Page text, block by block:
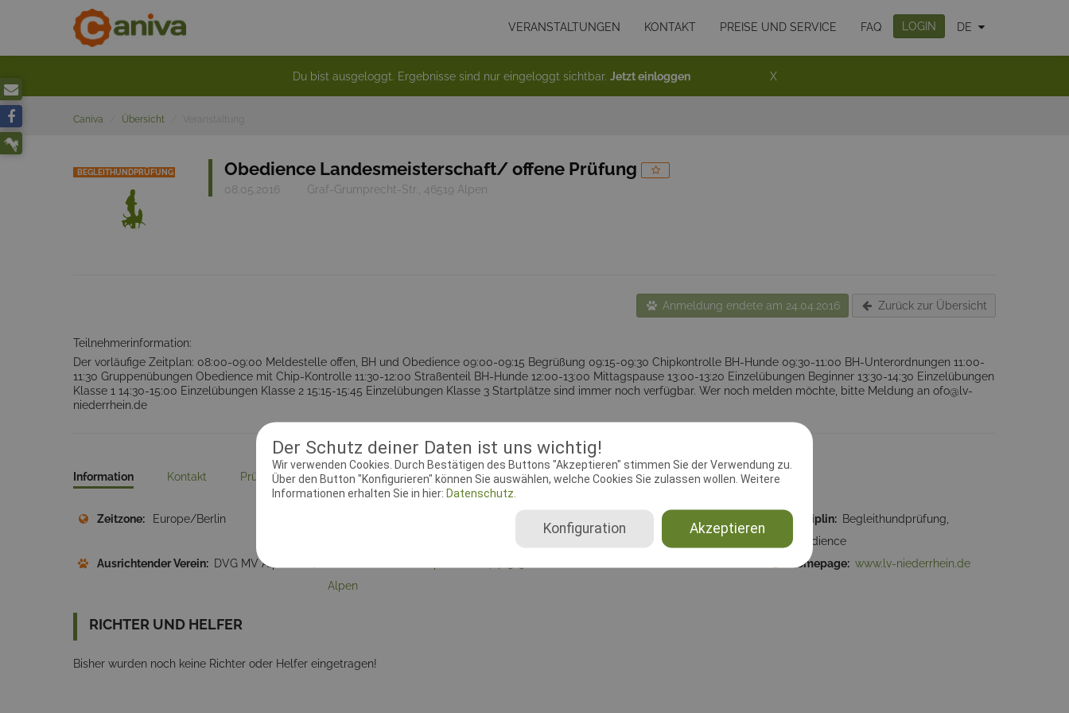
Der Schutz deiner Daten ist uns wichtig!
Wir verwenden Cookies. Durch Bestätigen des Buttons "Akzeptieren" stimmen Sie der Verwendung zu.
Über den Button "Konfigurieren" können Sie auswählen, welche Cookies Sie zulassen wollen. Weitere
Informationen erhalten Sie in hier: Datenschutz.
Akzeptieren
Konfiguration
VERANSTALTUNGEN KONTAKT PREISE UND SERVICE FAQ LOGIN DE
Du bist ausgeloggt. Ergebnisse sind nur eingeloggt sichtbar. Jetzt einloggen X
Caniva Übersicht
BEGLEITHUNDPRÜFUNG Obedience Landesmeisterschaft/ offene Prüfung
08.05.2016 Graf-Grumprecht-Str., 46519 Alpen
Anmeldung endete am 24.04.2016 Zurück zur Übersicht
Teilnehmerinformation:
Der vorläufige Zeitplan: 08:00-09:00 Meldestelle offen, BH und Obedience 09:00-09:15 Begrüßung 09:15-09:30 Chipkontrolle BH-Hunde 09:30-11:00 BH-Unterordnungen 11:00-
11:30 Gruppenübungen Obedience mit Chip-Kontrolle 11:30-12:00 Straßenteil BH-Hunde 12:00-13:00 Mittagspause 13:00-13:20 Einzelübungen Beginner 13:30-14:30 Einzelübungen
Klasse 1 14:30-15:00 Einzelübungen Klasse 2 15:15-15:45 Einzelübungen Klasse 3 Startplätze sind immer noch verfügbar. Wer noch melden möchte, bitte Meldung an ofo@lv-
niederrhein.de
Information Kontakt Prüfungsleiter Dokumente
Zeitzone: Europe/Berlin 24.04.2016 10:13:31 Disziplin: Begleithundprüfung,
Obedience
Ausrichtender Verein: DVG MV Alpen
Alpen
Homepage: www.lv-niederrhein.de
RICHTER UND HELFER
Bisher wurden noch keine Richter oder Helfer eingetragen!